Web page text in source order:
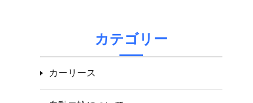
カテゴリー
カーリース